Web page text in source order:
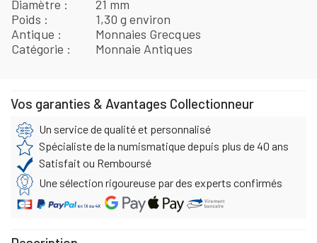
Diamètre
21 mm
Poids
1,30 g environ
Antique
Monnaies Grecques
Catégorie
Monnaie Antiques
Vos garanties & Avantages Collectionneur
Un service de qualité et personnalisé
Spécialiste de la numismatique depuis plus de 40 ans
Satisfait ou Remboursé
Une sélection rigoureuse par des experts confirmés